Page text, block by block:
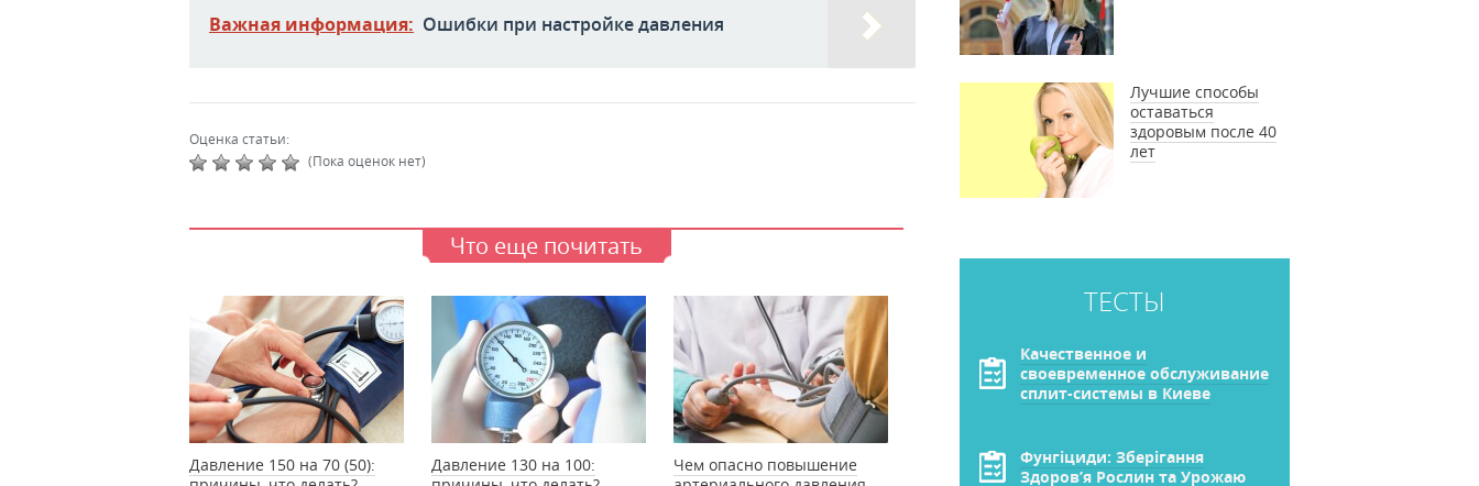
Важная информация: Ошибки при настройке давления
Оценка статьи:
(Пока оценок нет)
Что еще почитать
Давление 150 на 70 (50):
Давление 130 на 100:
Чем опасно повышение
Лучшие способы
оставаться
здоровым после 40
лет
ТЕСТЫ
Качественное и
своевременное обслуживание
сплит-системы в Киеве
Фунгіциди: Зберігання
Здоров’я Рослин та Урожаю